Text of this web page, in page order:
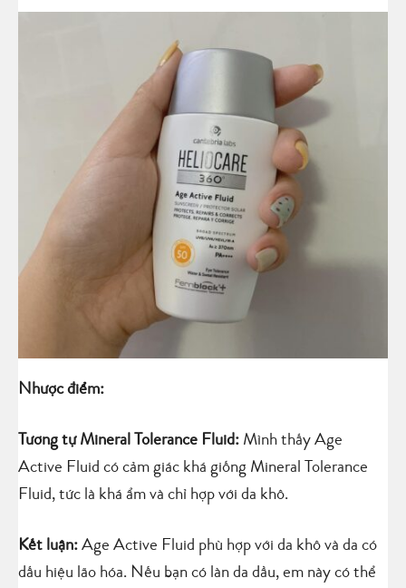
Nhược điểm:
Tương tự Mineral Tolerance Fluid: Mình thấy Age
Active Fluid có cảm giác khá giống Mineral Tolerance
Fluid, tức là khá ẩm và chỉ hợp với da khô.
Kết luận: Age Active Fluid phù hợp với da khô và da có
dấu hiệu lão hóa. Nếu bạn có làn da dầu, em này có thể